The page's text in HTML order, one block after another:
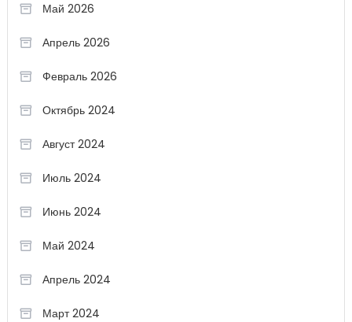
Май 2026
Апрель 2026
Февраль 2026
Октябрь 2024
Август 2024
Июль 2024
Июнь 2024
Май 2024
Апрель 2024
Март 2024